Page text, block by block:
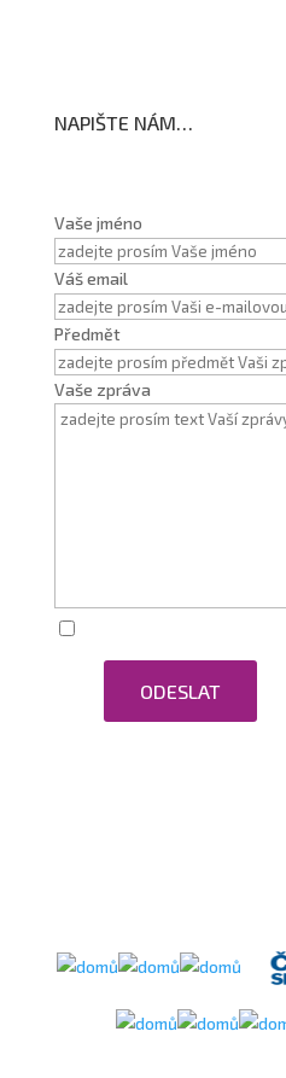
NAPIŠTE NÁM…
Vaše jméno
Váš email
Předmět
Vaše zpráva
ODESLAT